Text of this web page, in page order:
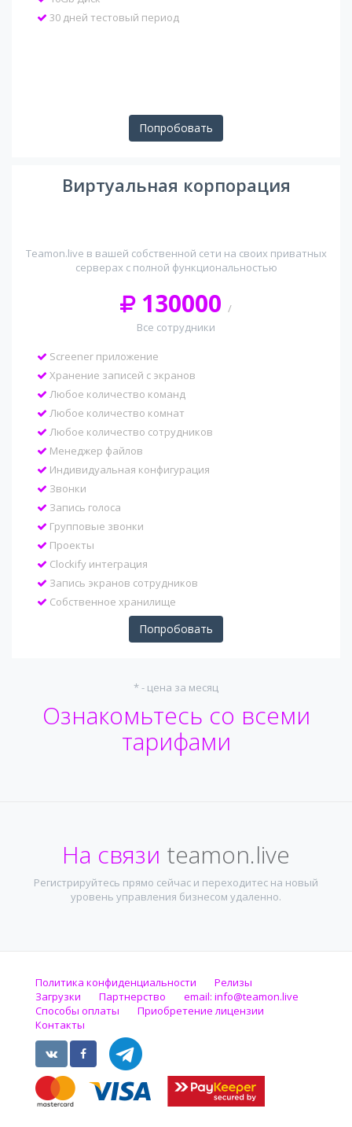
30 дней тестовый период
Попробовать
Виртуальная корпорация
Teamon.live в вашей собственной сети на своих приватных
серверах с полной функциональностью
130000 /
Все сотрудники
Screener приложение
Хранение записей с экранов
Любое количество команд
Любое количество комнат
Любое количество сотрудников
Менеджер файлов
Индивидуальная конфигурация
Звонки
Запись голоса
Групповые звонки
Проекты
Clockify интеграция
Запись экранов сотрудников
Собственное хранилище
Попробовать
* - цена за месяц
Ознакомьтесь со всеми
тарифами
На связи teamon.live
Регистрируйтесь прямо сейчас и переходитес на новый
уровень управления бизнесом удаленно.
Политика конфиденциальности
Релизы
Загрузки
Партнерство email: info@teamon.live
Способы оплаты
Приобретение лицензии
Контакты